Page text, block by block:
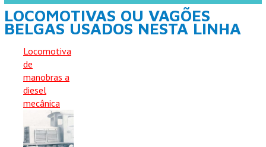
LOCOMOTIVAS OU VAGÕES
BELGAS USADOS NESTA LINHA
Locomotiva
de
manobras a
diesel
mecânica